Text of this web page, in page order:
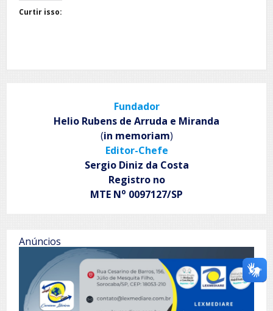
Curtir isso:
Fundador
Helio Rubens de Arruda e Miranda
(in memoriam)
Editor-Chefe
Sergio Diniz da Costa
Registro no
MTE No 0097127/SP
Anúncios